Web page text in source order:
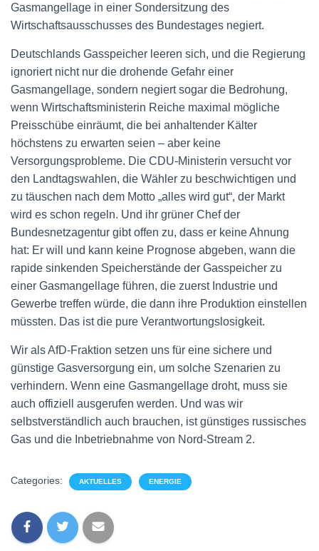
Gasmangellage in einer Sondersitzung des
Wirtschaftsausschusses des Bundestages negiert.
Deutschlands Gasspeicher leeren sich, und die Regierung
ignoriert nicht nur die drohende Gefahr einer
Gasmangellage, sondern negiert sogar die Bedrohung,
wenn Wirtschaftsministerin Reiche maximal mögliche
Preisschübe einräumt, die bei anhaltender Kälter
höchstens zu erwarten seien – aber keine
Versorgungsprobleme. Die CDU-Ministerin versucht vor
den Landtagswahlen, die Wähler zu beschwichtigen und
zu täuschen nach dem Motto „alles wird gut“, der Markt
wird es schon regeln. Und ihr grüner Chef der
Bundesnetzagentur gibt offen zu, dass er keine Ahnung
hat: Er will und kann keine Prognose abgeben, wann die
rapide sinkenden Speicherstände der Gasspeicher zu
einer Gasmangellage führen, die zuerst Industrie und
Gewerbe treffen würde, die dann ihre Produktion einstellen
müssten. Das ist die pure Verantwortungslosigkeit.
Wir als AfD-Fraktion setzen uns für eine sichere und
günstige Gasversorgung ein, um solche Szenarien zu
verhindern. Wenn eine Gasmangellage droht, muss sie
auch offiziell ausgerufen werden. Und was wir
selbstverständlich auch brauchen, ist günstiges russisches
Gas und die Inbetriebnahme von Nord-Stream 2.
Categories: AKTUELLES ENERGIE